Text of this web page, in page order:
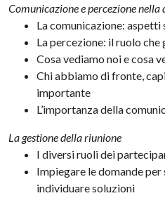
Comunicazione e percezione
La comunicazione:
La percezione: il ruolo
Cosa vediamo noi e cosa
Chi abbiamo di fronte,
importante
L’importanza della
La gestione della riunione
I diversi ruoli dei
Impiegare le domande
individuare soluzioni